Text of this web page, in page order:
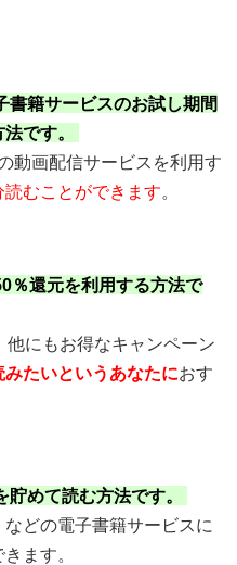
籍サービスのお試し期間
です。
動画配信サービスを利用す
むことができます
％還元を利用する方法で
にもお得なキャンペーン
たいというあなたにおす
めて読む方法です。
などの電子書籍サービスに
ます。